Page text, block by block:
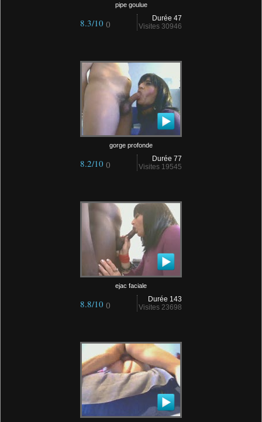
pipe goulue
Durée 47
Visites 30946
8.3/10 ()
gorge profonde
Durée 77
Visites 19545
8.2/10 ()
ejac faciale
Durée 143
Visites 23698
8.8/10 ()